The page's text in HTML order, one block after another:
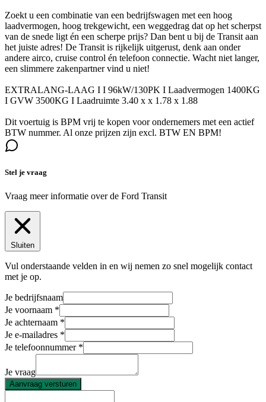
Zoekt u een combinatie van een bedrijfswagen met een hoog
laadvermogen, hoog trekgewicht, een weggedrag dat op het scherpst
van de snede ligt én een scherpe prijs? Dan bent u bij de Transit aan
het juiste adres! De Transit is rijkelijk uitgerust, denk aan onder
andere airco, cruise control én telefoon connectie. Wacht niet langer,
een slimmere zakenpartner vind u niet!
EXTRALANG-LAAG I I 96kW/130PK I Laadvermogen 1400KG
I GVW 3500KG I Laadruimte 3.40 x x 1.78 x 1.88
Dit voertuig is BPM vrij te kopen voor ondernemers met een actief
BTW nummer. Al onze prijzen zijn excl. BTW EN BPM!
Stel je vraag
Vraag meer informatie over de Ford Transit
Sluiten
Vul onderstaande velden in en wij nemen zo snel mogelijk contact
met je op.
Je bedrijfsnaam
Je voornaam
Je achternaam
Je e-mailadres
Je telefoonnummer
Je vraag
Aanvraag versturen